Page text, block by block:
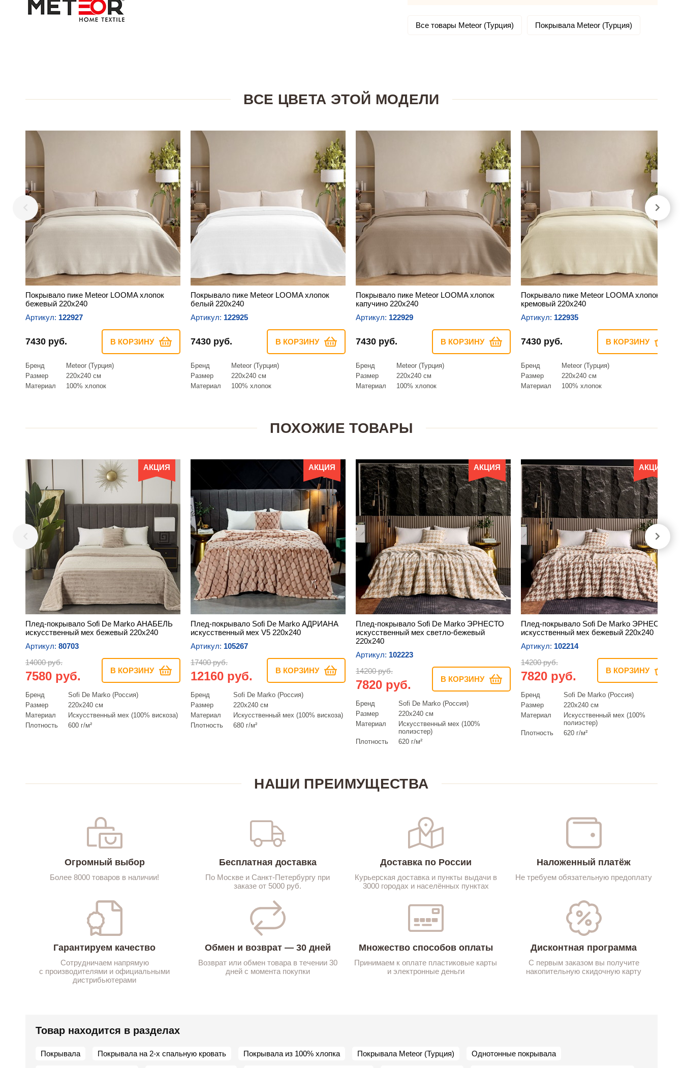
Все товары Meteor (Турция) Покрывала Meteor (Турция)
ВСЕ ЦВЕТА ЭТОЙ МОДЕЛИ
Покрывало пике Meteor LOOMA хлопок
бежевый 220х240
Артикул: 122927
7430 руб. В КОРЗИНУ
Бренд
Meteor (Турция)
Размер
220х240 см
Материал
100% хлопок
Покрывало пике Meteor LOOMA хлопок
белый 220х240
Артикул: 122925
7430 руб. В КОРЗИНУ
Бренд
Meteor (Турция)
Размер
220х240 см
Материал
100% хлопок
Покрывало пике Meteor LOOMA хлопок
капучино 220х240
Артикул: 122929
7430 руб. В КОРЗИНУ
Бренд
Meteor (Турция)
Размер
220х240 см
Материал
100% хлопок
Покрывало пике Meteor LOOMA хлопок
кремовый 220х240
Артикул: 122935
7430 руб. В КОРЗИНУ
Бренд
Meteor (Турция)
Размер
220х240 см
Материал
100% хлопок
ПОХОЖИЕ ТОВАРЫ
АКЦИЯ
Плед-покрывало Sofi De Marko АНАБЕЛЬ
искусственный мех бежевый 220х240
Артикул: 80703
14000 руб.
7580 руб. В КОРЗИНУ
Бренд
Sofi De Marko (Россия)
Размер
220х240 см
Материал
Искусcтвенный мех (100% вискоза)
Плотность
600 г/м²
АКЦИЯ
Плед-покрывало Sofi De Marko АДРИАНА
искусственный мех V5 220х240
Артикул: 105267
17400 руб.
12160 руб. В КОРЗИНУ
Бренд
Sofi De Marko (Россия)
Размер
220х240 см
Материал
Искусcтвенный мех (100% вискоза)
Плотность
680 г/м²
АКЦИЯ
Плед-покрывало Sofi De Marko ЭРНЕСТО
искусственный мех светло-бежевый
220х240
Артикул: 102223
14200 руб.
7820 руб. В КОРЗИНУ
Бренд
Sofi De Marko (Россия)
Размер
220х240 см
Материал
Искусcтвенный мех (100%
полиэстер)
Плотность
620 г/м²
АКЦИЯ
Плед-покрывало Sofi De Marko ЭРНЕСТО
искусственный мех бежевый 220х240
Артикул: 102214
14200 руб.
7820 руб. В КОРЗИНУ
Бренд
Sofi De Marko (Россия)
Размер
220х240 см
Материал
Искусcтвенный мех (100%
полиэстер)
Плотность
620 г/м²
НАШИ ПРЕИМУЩЕСТВА
Огромный выбор
Более 8000 товаров в наличии!
Бесплатная доставка
По Москве и Санкт-Петербургу при
заказе от 5000 руб.
Доставка по России
Курьерская доставка и пункты выдачи в
3000 городах и населённых пунктах
Наложенный платёж
Не требуем обязательную предоплату
Гарантируем качество
Сотрудничаем напрямую
с производителями и официальными
дистрибьютерами
Обмен и возврат — 30 дней
Возврат или обмен товара в течении 30
дней с момента покупки
Множество способов оплаты
Принимаем к оплате пластиковые карты
и электронные деньги
Дисконтная программа
С первым заказом вы получите
накопительную скидочную карту
Товар находится в разделах
Покрывала Покрывала на 2-х спальную кровать Покрывала из 100% хлопка Покрывала Meteor (Турция) Однотонные покрывала